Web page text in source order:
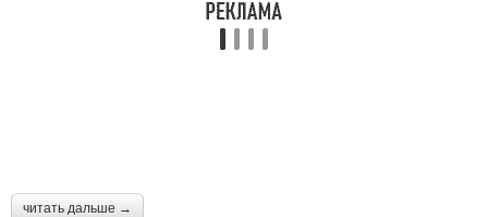
читать дальше →